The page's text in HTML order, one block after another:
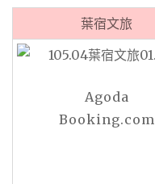
葉宿文旅
Agoda
Booking.com